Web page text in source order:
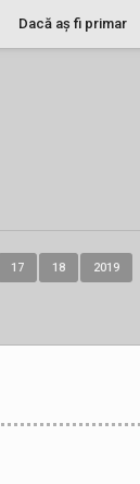
Dacă aș fi primar
17 18 2019